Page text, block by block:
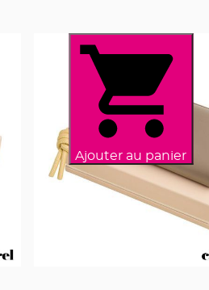
Ajouter au panier